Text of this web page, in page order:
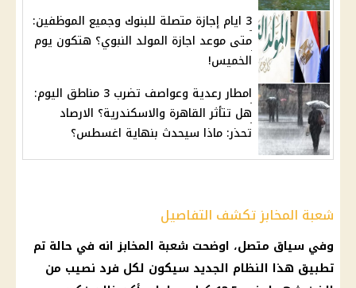
3 ايام إجازة متصلة للبنوك وجميع الموظفين:
متى موعد اجازة المولد النبوي؟ هتكون يوم
الخميس!
امطار رعدية وعواصف تضرب 3 مناطق اليوم:
هل تتأثر القاهرة والاسكندرية؟ الارصاد
تحذر: ماذا سيحدث بنهاية اغسطس؟
شعبة المخابز تكشف التفاصيل
وفي سياق متصل، اوضحت شعبة المخابز انه في حالة تم
تطبيق هذا النظام الجديد سيكون لكل فرد نصيب من